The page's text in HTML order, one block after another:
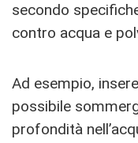
secondo
contro acqua e
Ad esempio,
possibile
profondità